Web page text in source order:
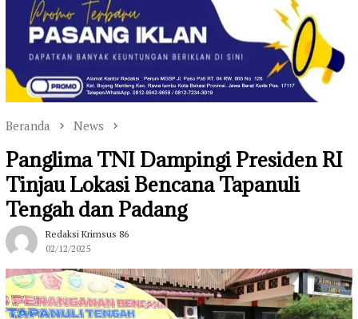
Beranda News
Panglima TNI Dampingi Presiden RI
Tinjau Lokasi Bencana Tapanuli
Tengah dan Padang
Redaksi Krimsus 86
02/12/2025